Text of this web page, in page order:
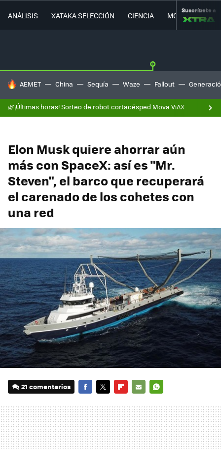
ANÁLISIS XATAKA SELECCIÓN CIENCIA MOVILIDAD
Suscríbete a
HOY SE HABLA DE
AEMET China Sequía Waze Fallout
🌿¡Últimas horas! Sorteo de robot cortacésped Mova ViAX
Elon Musk quiere ahorrar aún
más con SpaceX: así es "Mr.
Steven", el barco que recuperará
el carenado de los cohetes con
una red
21 comentarios
MAIL